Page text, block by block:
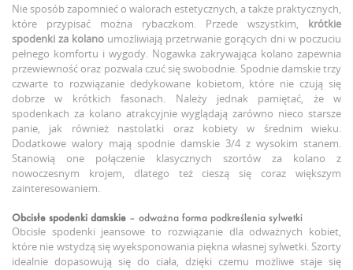
Nie sposób zapomnieć o walorach estetycznych, a także praktycznych,
które przypisać można rybaczkom. Przede wszystkim, krótkie
spodenki za kolano umożliwiają przetrwanie gorących dni w poczuciu
pełnego komfortu i wygody. Nogawka zakrywająca kolano zapewnia
przewiewność oraz pozwala czuć się swobodnie. Spodnie damskie trzy
czwarte to rozwiązanie dedykowane kobietom, które nie czują się
dobrze w krótkich fasonach. Należy jednak pamiętać, że w
spodenkach za kolano atrakcyjnie wyglądają zarówno nieco starsze
panie, jak również nastolatki oraz kobiety w średnim wieku.
Dodatkowe walory mają spodnie damskie 3/4 z wysokim stanem.
Stanowią one połączenie klasycznych szortów za kolano z
nowoczesnym krojem, dlatego też cieszą się coraz większym
zainteresowaniem.
Obcisłe spodenki damskie – odważna forma podkreślenia sylwetki
Obcisłe spodenki jeansowe to rozwiązanie dla odważnych kobiet,
które nie wstydzą się wyeksponowania piękna własnej sylwetki. Szorty
idealnie dopasowują się do ciała, dzięki czemu możliwe staje się